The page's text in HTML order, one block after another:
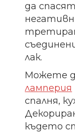
да
лак.
Можете
ламперия
спалня,
където